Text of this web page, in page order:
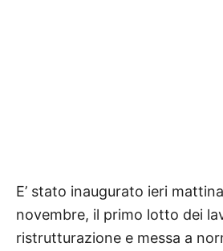
E’ stato inaugurato ieri
novembre, il primo lotto dei
ristrutturazione e messa a